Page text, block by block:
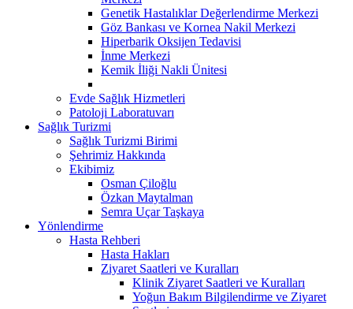
Genetik Hastalıklar Değerlendirme Merkezi
Göz Bankası ve Kornea Nakil Merkezi
Hiperbarik Oksijen Tedavisi
İnme Merkezi
Kemik İliği Nakli Ünitesi
Evde Sağlık Hizmetleri
Patoloji Laboratuvarı
Sağlık Turizmi
Sağlık Turizmi Birimi
Şehrimiz Hakkında
Ekibimiz
Osman Çiloğlu
Özkan Maytalman
Semra Uçar Taşkaya
Yönlendirme
Hasta Rehberi
Hasta Hakları
Ziyaret Saatleri ve Kuralları
Klinik Ziyaret Saatleri ve Kuralları
Yoğun Bakım Bilgilendirme ve Ziyaret